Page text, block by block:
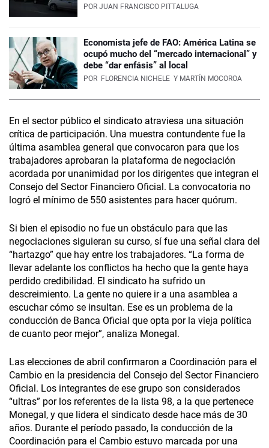
POR JUAN FRANCISCO PITTALUGA
Economista jefe de FAO: América Latina se
ocupó mucho del “mercado internacional” y
debe “dar enfásis” al local
POR FLORENCIA NICHELE Y MARTÍN MOCOROA
En el sector público el sindicato atraviesa una situación
crítica de participación. Una muestra contundente fue la
última asamblea general que convocaron para que los
trabajadores aprobaran la plataforma de negociación
acordada por unanimidad por los dirigentes que integran el
Consejo del Sector Financiero Oficial. La convocatoria no
logró el mínimo de 550 asistentes para hacer quórum.
Si bien el episodio no fue un obstáculo para que las
negociaciones siguieran su curso, sí fue una señal clara del
“hartazgo” que hay entre los trabajadores. “La forma de
llevar adelante los conflictos ha hecho que la gente haya
perdido credibilidad. El sindicato ha sufrido un
descreimiento. La gente no quiere ir a una asamblea a
escuchar cómo se insultan. Ese es un problema de la
conducción de Banca Oficial que opta por la vieja política
de cuanto peor mejor”, analiza Monegal.
Las elecciones de abril confirmaron a Coordinación para el
Cambio en la presidencia del Consejo del Sector Financiero
Oficial. Los integrantes de ese grupo son considerados
“ultras” por los referentes de la lista 98, a la que pertenece
Monegal, y que lidera el sindicato desde hace más de 30
años. Durante el período pasado, la conducción de la
Coordinación para el Cambio estuvo marcada por una